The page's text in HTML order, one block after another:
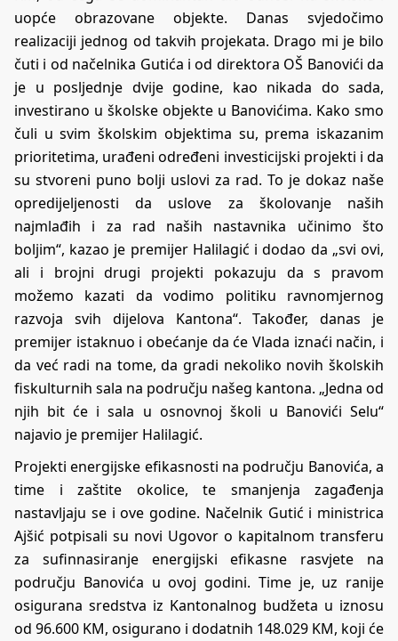
uopće obrazovane objekte. Danas svjedočimo
realizaciji jednog od takvih projekata. Drago mi je bilo
čuti i od načelnika Gutića i od direktora OŠ Banovići da
je u posljednje dvije godine, kao nikada do sada,
investirano u školske objekte u Banovićima. Kako smo
čuli u svim školskim objektima su, prema iskazanim
prioritetima, urađeni određeni investicijski projekti i da
su stvoreni puno bolji uslovi za rad. To je dokaz naše
opredijeljenosti da uslove za školovanje naših
najmlađih i za rad naših nastavnika učinimo što
boljim“, kazao je premijer Halilagić i dodao da „svi ovi,
ali i brojni drugi projekti pokazuju da s pravom
možemo kazati da vodimo politiku ravnomjernog
razvoja svih dijelova Kantona“. Također, danas je
premijer istaknuo i obećanje da će Vlada iznaći način, i
da već radi na tome, da gradi nekoliko novih školskih
fiskulturnih sala na području našeg kantona. „Jedna od
njih bit će i sala u osnovnoj školi u Banovići Selu“
najavio je premijer Halilagić.
Projekti energijske efikasnosti na području Banovića, a
time i zaštite okolice, te smanjenja zagađenja
nastavljaju se i ove godine. Načelnik Gutić i ministrica
Ajšić potpisali su novi Ugovor o kapitalnom transferu
za sufinnasiranje energijski efikasne rasvjete na
području Banovića u ovoj godini. Time je, uz ranije
osigurana sredstva iz Kantonalnog budžeta u iznosu
od 96.600 KM, osigurano i dodatnih 148.029 KM, koji će